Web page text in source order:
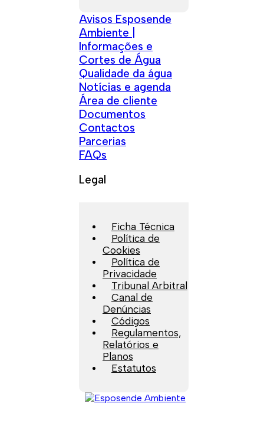
Avisos Esposende
Ambiente |
Informações e
Cortes de Água
Qualidade da água
Notícias e agenda
Área de cliente
Documentos
Contactos
Parcerias
FAQs
Legal
Ficha Técnica
Política de
Cookies
Política de
Privacidade
Tribunal Arbitral
Canal de
Denúncias
Códigos
Regulamentos,
Relatórios e
Planos
Estatutos